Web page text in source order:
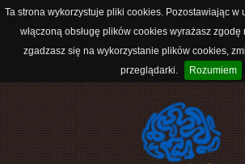
Ta strona wykorzystuje pliki cookies. Pozostawiając w
włączoną obsługę plików cookies wyrażasz
zgadzasz się na wykorzystanie plików cookies,
przeglądarki.
Rozumiem